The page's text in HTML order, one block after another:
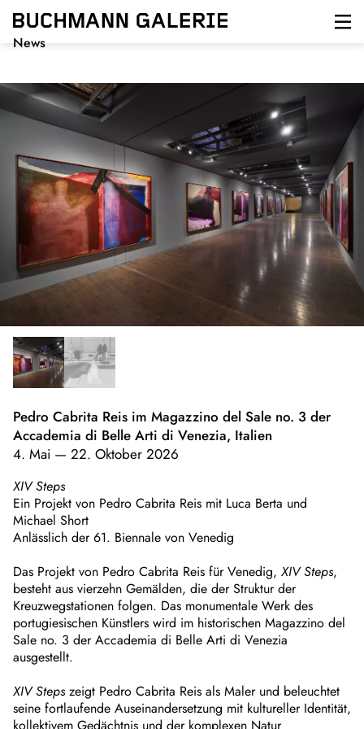
Direkt
zum
Inhalt
News
Pedro Cabrita Reis im Magazzino del Sale no. 3 der
Accademia di Belle Arti di Venezia, Italien
4. Mai — 22. Oktober 2026
XIV Steps
Ein Projekt von Pedro Cabrita Reis mit Luca Berta und
Michael Short
Anlässlich der 61. Biennale von Venedig
Das Projekt von Pedro Cabrita Reis für Venedig, XIV Steps,
besteht aus vierzehn Gemälden, die der Struktur der
Kreuzwegstationen folgen. Das monumentale Werk des
portugiesischen Künstlers wird im historischen Magazzino del
Sale no. 3 der Accademia di Belle Arti di Venezia
ausgestellt.
XIV Stepszeigt Pedro Cabrita Reis als Maler und beleuchtet
seine fortlaufende Auseinandersetzung mit kultureller Identität,
kollektivem Gedächtnis und der komplexen Natur